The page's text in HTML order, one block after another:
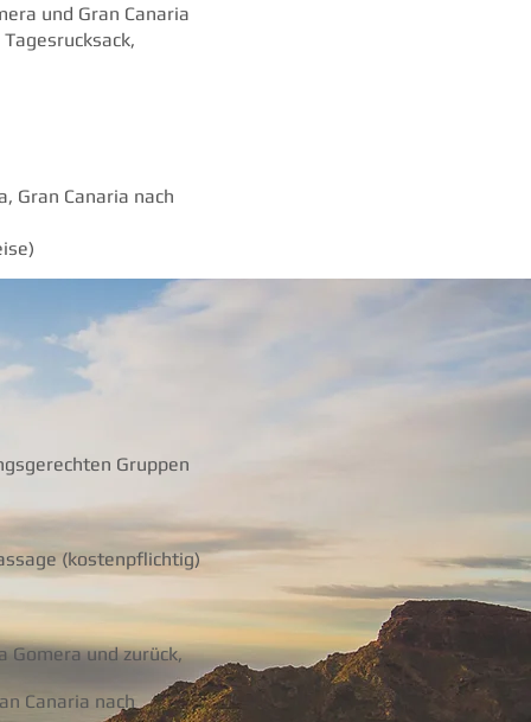
und Gran Canaria
Gran Canaria nach
Gruppen
(kostenpflichtig)
Gomera und zurück,
Canaria nach